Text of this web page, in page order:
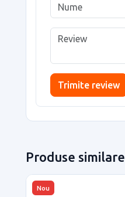
Trimite review
Produse similare
Nou